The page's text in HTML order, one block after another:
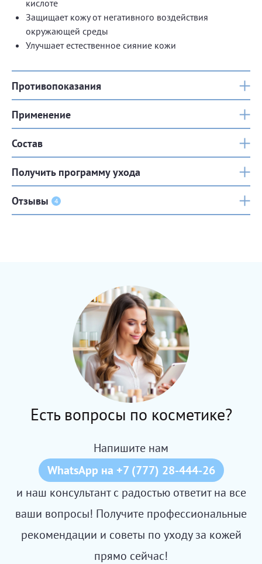
кислоте
Защищает кожу от негативного воздействия
окружающей среды
Улучшает естественное сияние кожи
Противопоказания
Применение
Состав
Получить программу ухода
Отзывы 4
Есть вопросы по косметике?
Напишите нам
WhatsApp на +7 (777) 28-444-26
и наш консультант с радостью ответит на все
ваши вопросы! Получите профессиональные
рекомендации и советы по уходу за кожей
прямо сейчас!